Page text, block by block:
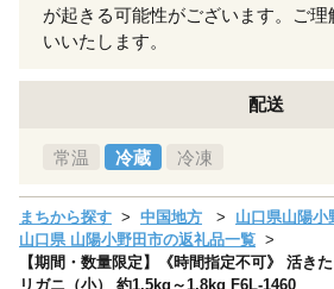
が起きる可能性がございます。ご
いいたします。
配送
常温 冷蔵 冷凍
まちから探す 中国地方
山口県山陽小
山口県 山陽小野田市の返礼品一覧
【期間・数量限定】《時間指定不可》 活き
リガニ（小） 約1.5kg～1.8kg F6L-1460